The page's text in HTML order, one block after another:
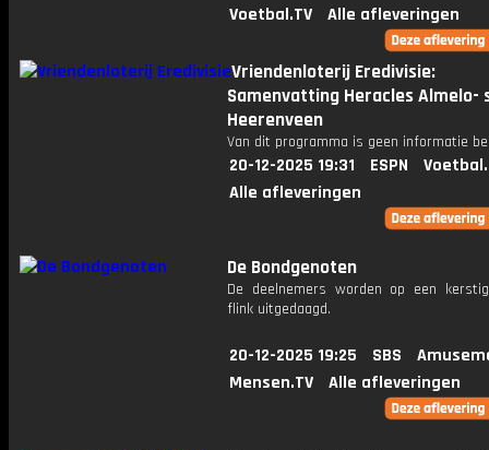
Voetbal.TV
Alle afleveringen
Vriendenloterij Eredivisie:
Samenvatting Heracles Almelo-
Heerenveen
Van dit programma is geen informatie
20-12-2025 19:31 ESPN
Alle afleveringen
De Bondgenoten
De deelnemers worden op een
flink uitgedaagd.
20-12-2025 19:25 SBS
Mensen.TV
Alle afleveringen